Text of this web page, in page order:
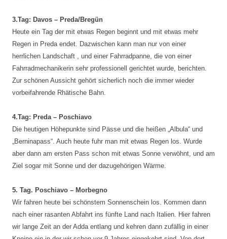
3.Tag: Davos – Preda/Bregün
Heute ein Tag der mit etwas Regen beginnt und mit etwas mehr
Regen in Preda endet. Dazwischen kann man nur von einer
herrlichen Landschaft , und einer Fahrradpanne, die von einer
Fahrradmechanikerin sehr professionell gerichtet wurde, berichten.
Zur schönen Aussicht gehört sicherlich noch die immer wieder
vorbeifahrende Rhätische Bahn.
4.Tag: Preda – Poschiavo
Die heutigen Höhepunkte sind Pässe und die heißen „Albula“ und
„Berninapass“. Auch heute fuhr man mit etwas Regen los. Wurde
aber dann am ersten Pass schon mit etwas Sonne verwöhnt, und am
Ziel sogar mit Sonne und der dazugehörigen Wärme.
5. Tag. Poschiavo – Morbegno
Wir fahren heute bei schönstem Sonnenschein los. Kommen dann
nach einer rasanten Abfahrt ins fünfte Land nach Italien. Hier fahren
wir lange Zeit an der Adda entlang und kehren dann zufällig in einer